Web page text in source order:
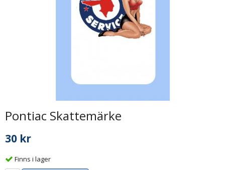
Pontiac Skattemärke
30 kr
Finns i lager